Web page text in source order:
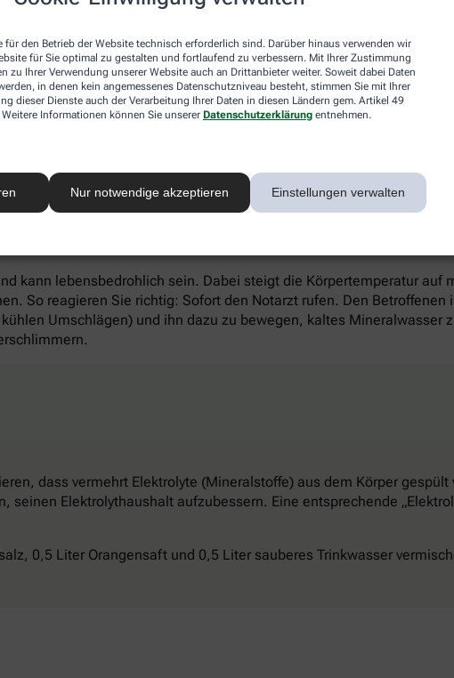
für den Betrieb der Website technisch erforderlich sind. Darüber hinaus verwenden wir
für Sie optimal zu gestalten und fortlaufend zu verbessern. Mit Ihrer Zustimmung
zu Ihrer Verwendung unserer Website auch an Drittanbieter weiter. Soweit dabei Daten
in denen kein angemessenes Datenschutzniveau besteht, stimmen Sie mit Ihrer
dieser Dienste auch der Verarbeitung Ihrer Daten in diesen Ländern gem. Artikel 49
Informationen können Sie unserer Datenschutzerklärung entnehmen.
Nur notwendige akzeptieren Einstellungen verwalten
längere Zeit in das Handschuhfach oder den Kofferraum des Autos.
Hitzschlag
auf den Bus warten müssen – und
sogar Hitzschlag sind die großen
Schwindel und Übelkeit zur Folge. So
in ein kühles Zimmer legen. Ausruhen und
kann lebensbedrohlich sein. Dabei steigt die Körpertemperatur auf
So reagieren Sie richtig: Sofort den Notarzt rufen. Den Betroffenen
Umschlägen) und ihn dazu zu bewegen, kaltes Mineralwasser
dass vermehrt Elektrolyte (Mineralstoffe) aus dem Körper
seinen Elektrolythaushalt aufzubessern. Eine entsprechende
0,5 Liter Orangensaft und 0,5 Liter sauberes Trinkwasser